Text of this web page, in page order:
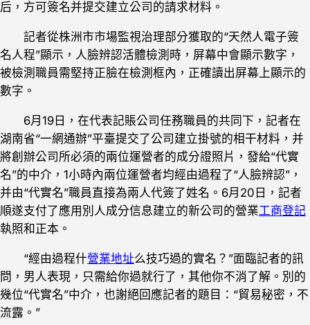
后，方可簽名并提交建立公司的請求材料。
記者從株洲市市場監視治理部分獲取的“天然人電子簽
名人程”顯示，人臉辨認活體檢測時，屏幕中會顯示數字，
被檢測職員需堅持正臉在檢測框內，正確讀出屏幕上顯示的
數字。
6月19日，在代表記賬公司任務職員的共同下，記者在
湖南省“一網通辦”平臺提交了公司建立掛號的相干材料，并
將創辦公司所必須的兩位運營者的成分證照片，發給“代實
名”的中介，1小時內兩位運營者均經由過程了“人臉辨認”，
并由“代實名”職員直接為兩人代簽了姓名。6月20日，記者
順遂支付了應用別人成分信息建立的新公司的營業工商登記
執照和正本。
“經由過程什營業地址么技巧過的實名？”面臨記者的訊
問，男人表現，只需給你過就行了，其他你不消了解。別的
幾位“代實名”中介，也謝絕回應記者的題目：“貿易秘密，不
流露。”